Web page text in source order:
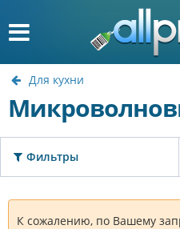
Для кухни
Фильтры
К сожалению, по Вашему